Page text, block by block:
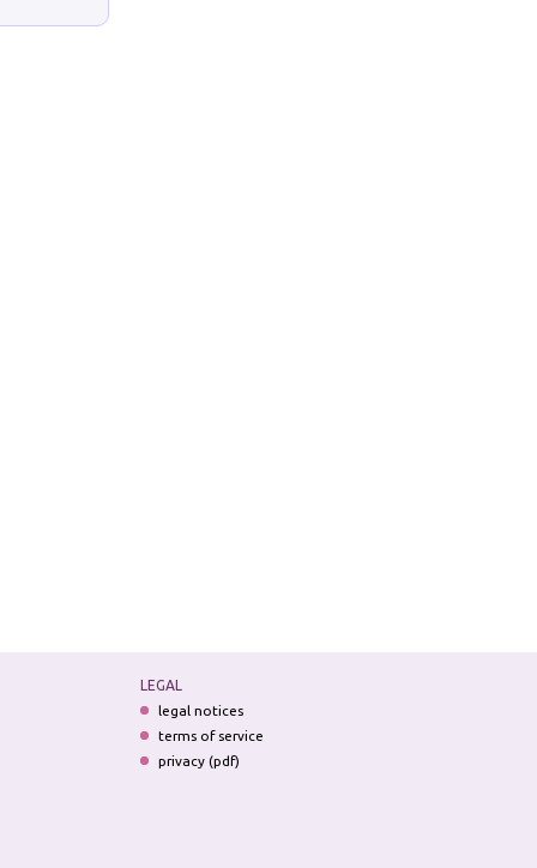
LEGAL
legal notices
terms of service
privacy (pdf)